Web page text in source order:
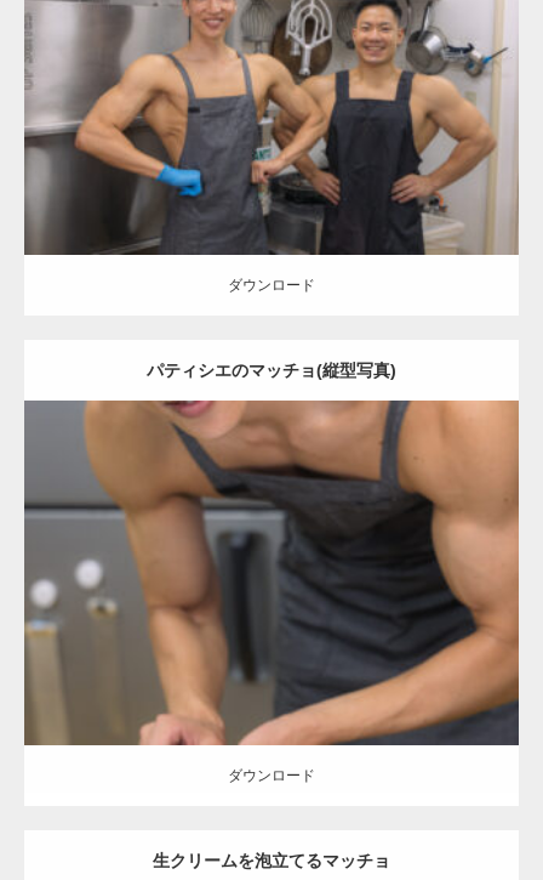
Update:2023.02.11
ケーキ屋さんのマッチョ オレンジの人 AKIHITO(細マッチ
ョ) TOSHI(大胸筋) 肩 和白 (福岡)
ダウンロード
ダウンロード
パティシエのマッチョ(縦型写真)
Update:2023.02.11
ケーキ屋さんのマッチョ オレンジの人
AKIHITO(細マッチ
上腕二頭筋
ダウンロード
ダウンロード
生クリームを泡立てるマッチョ